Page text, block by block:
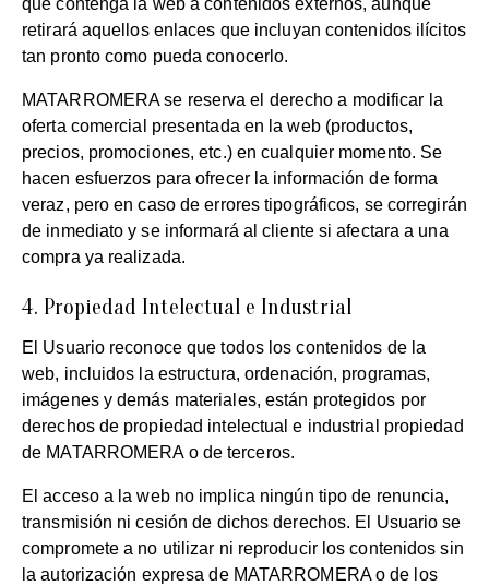
que contenga la web a contenidos externos, aunque
retirará aquellos enlaces que incluyan contenidos ilícitos
tan pronto como pueda conocerlo.
MATARROMERA se reserva el derecho a modificar la
oferta comercial presentada en la web (productos,
precios, promociones, etc.) en cualquier momento. Se
hacen esfuerzos para ofrecer la información de forma
veraz, pero en caso de errores tipográficos, se corregirán
de inmediato y se informará al cliente si afectara a una
compra ya realizada.
4. Propiedad Intelectual e Industrial
El Usuario reconoce que todos los contenidos de la
web, incluidos la estructura, ordenación, programas,
imágenes y demás materiales, están protegidos por
derechos de propiedad intelectual e industrial propiedad
de MATARROMERA o de terceros.
El acceso a la web no implica ningún tipo de renuncia,
transmisión ni cesión de dichos derechos. El Usuario se
compromete a no utilizar ni reproducir los contenidos sin
la autorización expresa de MATARROMERA o de los